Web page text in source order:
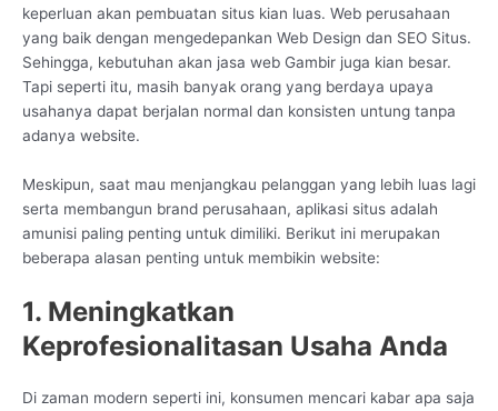
keperluan akan pembuatan situs kian luas. Web perusahaan
yang baik dengan mengedepankan Web Design dan SEO Situs.
Sehingga, kebutuhan akan jasa web Gambir juga kian besar.
Tapi seperti itu, masih banyak orang yang berdaya upaya
usahanya dapat berjalan normal dan konsisten untung tanpa
adanya website.
Meskipun, saat mau menjangkau pelanggan yang lebih luas lagi
serta membangun brand perusahaan, aplikasi situs adalah
amunisi paling penting untuk dimiliki. Berikut ini merupakan
beberapa alasan penting untuk membikin website:
1. Meningkatkan
Keprofesionalitasan Usaha Anda
Di zaman modern seperti ini, konsumen mencari kabar apa saja